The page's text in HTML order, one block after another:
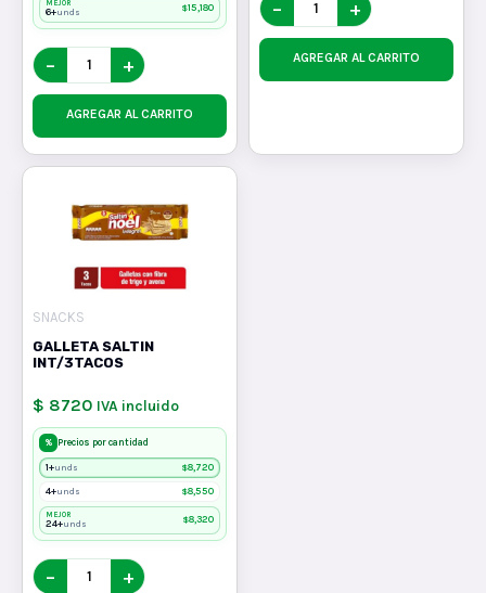
MEJOR
6+unds $15,180
− +
AGREGAR AL CARRITO
− +
AGREGAR AL CARRITO
SNACKS
GALLETA SALTIN
INT/3TACOS
$ 8720 IVA incluido
% Precios por cantidad
1+unds $8,720
4+unds $8,550
MEJOR
24+unds $8,320
− +